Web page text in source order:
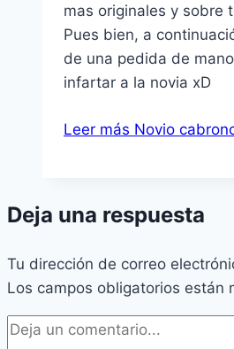
mas originales y sobre
Pues bien, a
de una pedida de
infartar a la novia xD
Leer más Novio
Deja una respuesta
Tu dirección de correo
Los campos obligatorios están